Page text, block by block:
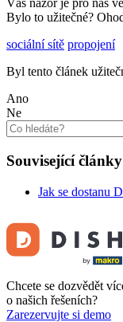
Váš názor je pro nás
Bylo to užitečné?
sociální sítě propojení
Byl tento článek
Ano
Ne
Související články
Jak se dostanu
Chcete se dozvědět
o našich řešeních?
Zarezervujte si demo